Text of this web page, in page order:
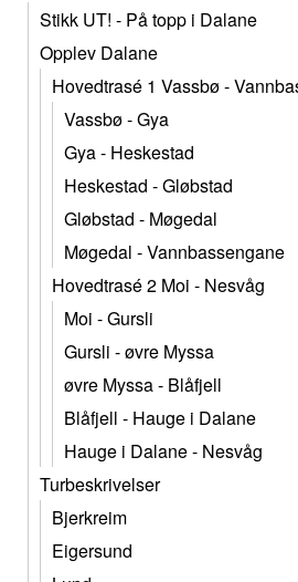
Stikk UT! - På topp i Dalane
Opplev Dalane
Hovedtrasé 1 Vassbø -
Vassbø - Gya
Gya - Heskestad
Heskestad - Gløbstad
Gløbstad - Møgedal
Møgedal - Vannbassengane
Hovedtrasé 2 Moi - Nesvåg
Moi - Gursli
Gursli - øvre Myssa
øvre Myssa - Blåfjell
Blåfjell - Hauge i Dalane
Hauge i Dalane - Nesvåg
Turbeskrivelser
Bjerkreim
Eigersund